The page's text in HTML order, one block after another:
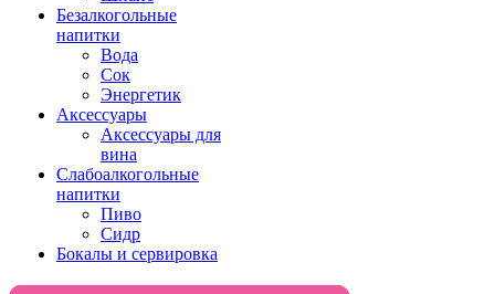
Безалкогольные
напитки
Вода
Сок
Энергетик
Аксессуары
Аксессуары для
вина
Слабоалкогольные
напитки
Пиво
Сидр
Бокалы и сервировка